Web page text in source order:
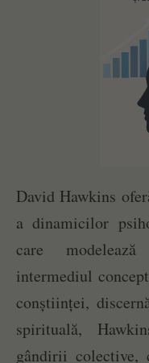
David Hawkins
a dinamicilor
care
intermediul
conștiinței,
spirituală,
gândirii